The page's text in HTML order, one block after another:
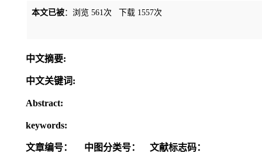
本文已被：浏览 561次 下载 1557次
中文摘要:
中文关键词:
Abstract:
keywords:
文章编号： 中图分类号： 文献标志码：